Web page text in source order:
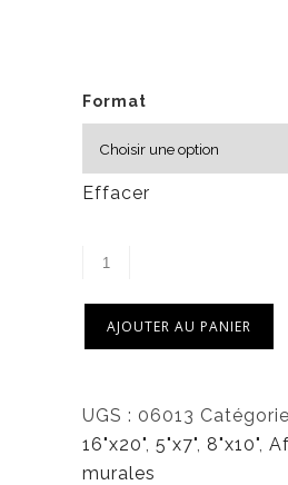
Format
Effacer
AJOUTER AU PANIER
UGS : 06013
16"x20", 5"x7", 8"x10",
murales